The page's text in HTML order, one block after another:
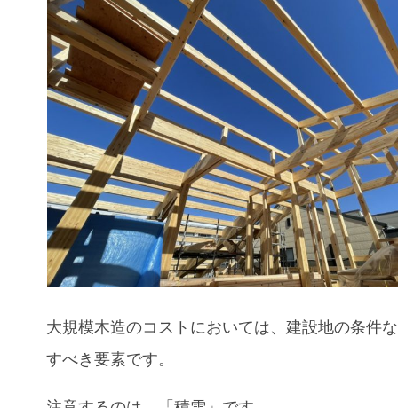
大規模木造のコストにおいては、建設地の条件
すべき要素です。